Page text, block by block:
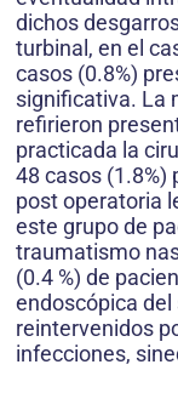
dichos
turbinal, en el
casos (0.8%)
significativa. La
refirieron
practicada la
48 casos (1.8%)
post operatoria
este grupo de
traumatismo
(0.4 %) de
endoscópica
reintervenidos
infecciones,